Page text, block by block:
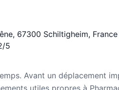
67300 Schiltigheim, France
5
Avant un déplacement
utiles propres à